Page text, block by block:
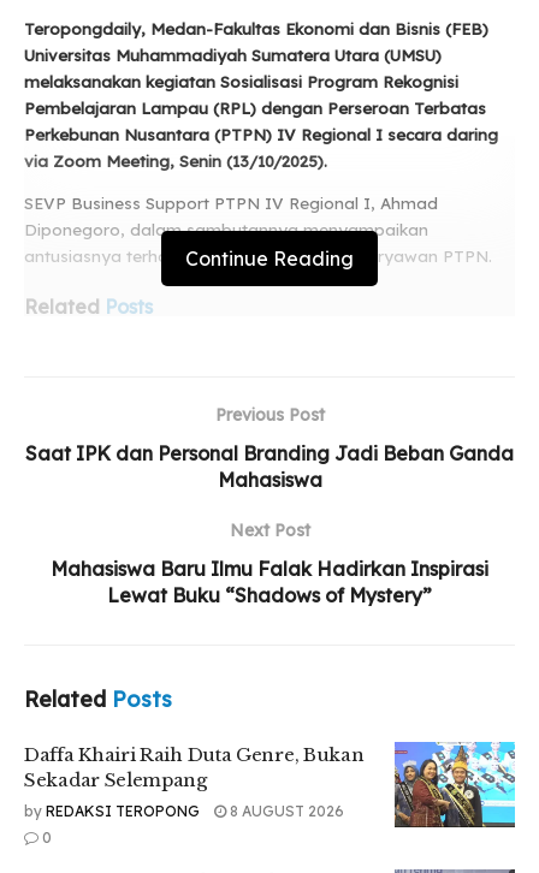
Teropongdaily, Medan-Fakultas Ekonomi dan Bisnis (FEB)
Universitas Muhammadiyah Sumatera Utara (UMSU)
melaksanakan kegiatan Sosialisasi Program Rekognisi
Pembelajaran Lampau (RPL) dengan Perseroan Terbatas
Perkebunan Nusantara (PTPN) IV Regional I secara daring
via Zoom Meeting, Senin (13/10/2025).
SEVP Business Support PTPN IV Regional I, Ahmad
Diponegoro, dalam sambutannya menyampaikan
antusiasnya terhadap program RPL bagi karyawan PTPN.
Related Posts
Yayasan STIKes Indah Medan Resmi Diserahkan
kepada Persyarikatan Muhammadiyah
Pancasila Lewat Aksi Nyata
pengalaman kita, nah ini merupakan sebuah peluang yang
terjaring beberapa mahasiswa yang mengikuti program
tersebut tentunya akan memberikan kontribusi, terutama
untuk meningkatkan persentase pendidikan tingkat S1
ataupun S2 bagi karyawan Palmco,” ujarnya.
Ketua Program Studi Manajemen FEB UMSU, Agus Sani, S.E.,
Continue Reading
Previous Post
Saat IPK dan Personal Branding Jadi Beban Ganda
Mahasiswa
Next Post
Mahasiswa Baru Ilmu Falak Hadirkan Inspirasi
Lewat Buku “Shadows of Mystery”
Related Posts
Daffa Khairi Raih Duta Genre, Bukan
Sekadar Selempang
by REDAKSI TEROPONG
8 AUGUST 2026
0